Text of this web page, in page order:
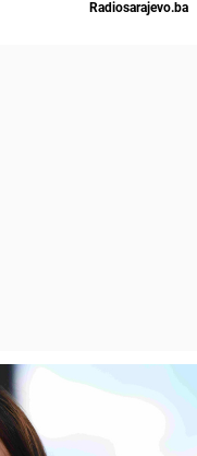
Radiosarajevo.ba